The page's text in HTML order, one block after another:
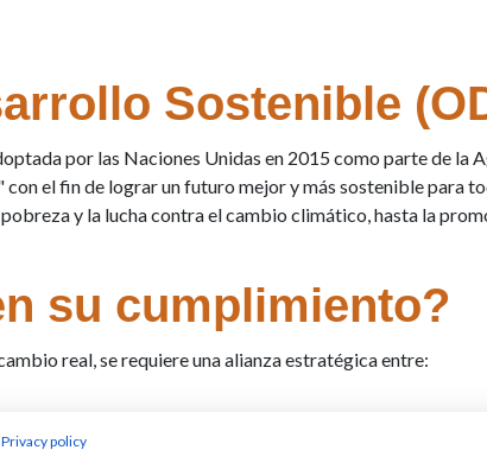
Sostenible
por las Naciones Unidas en 2015 como parte de la
el fin de lograr un futuro mejor y más sostenible para
y la lucha contra el cambio climático, hasta la
su cumplimiento?
real, se requiere una alianza estratégica entre:
de recursos y bienestar laboral.
Privacy policy